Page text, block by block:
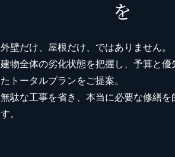
を
外壁だけ、屋根だけ、ではありません。
建物全体の劣化状態を把握し、予算と優
たトータルプランをご提案。
無駄な工事を省き、本当に必要な修繕を
す。